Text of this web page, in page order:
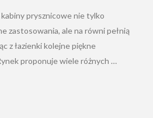
prysznicowe nie tylko
zastosowania, ale na równi pełnią
z łazienki kolejne piękne
proponuje wiele różnych …